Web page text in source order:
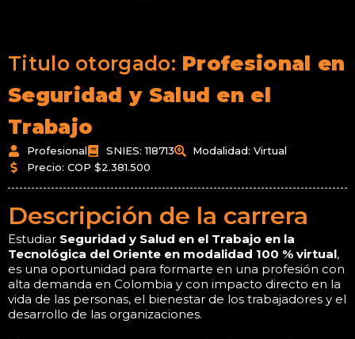
Titulo otorgado: Profesional en
Seguridad y Salud en el
Trabajo
Profesional SNIES: 118713
Modalidad: Virtual
Precio: COP $2.381.500
Descripción de la carrera
Estudiar Seguridad y Salud en el Trabajo en la
Tecnológica del Oriente en modalidad 100 % virtual,
es una oportunidad para formarte en una profesión con
alta demanda en Colombia y con impacto directo en la
vida de las personas, el bienestar de los trabajadores y el
desarrollo de las organizaciones.